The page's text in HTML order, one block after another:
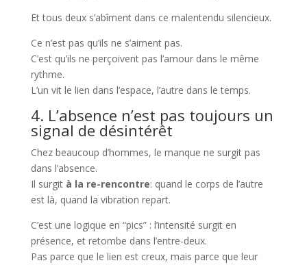
Et tous deux s’abîment dans ce malentendu silencieux.
Ce n’est pas qu’ils ne s’aiment pas.
C’est qu’ils ne perçoivent pas l’amour dans le même
rythme.
L’un vit le lien dans l’espace, l’autre dans le temps.
4. L’absence n’est pas toujours un
signal de désintérêt
Chez beaucoup d’hommes, le manque ne surgit pas
dans l’absence.
Il surgit à la re-rencontre: quand le corps de l’autre
est là, quand la vibration repart.
C’est une logique en “pics” : l’intensité surgit en
présence, et retombe dans l’entre-deux.
Pas parce que le lien est creux, mais parce que leur